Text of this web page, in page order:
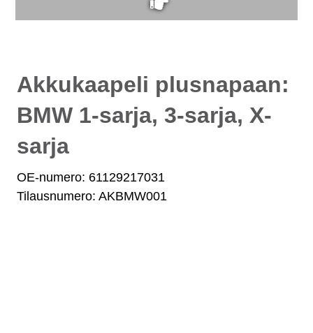
Akkukaapeli plusnapaan:
BMW 1-sarja, 3-sarja, X-
sarja
OE-numero: 61129217031
Tilausnumero: AKBMW001